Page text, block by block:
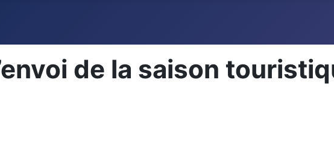
de la saison